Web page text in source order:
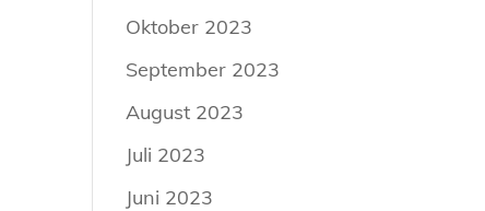
Oktober 2023
September 2023
August 2023
Juli 2023
Juni 2023